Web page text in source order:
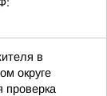
в
округе
проверка